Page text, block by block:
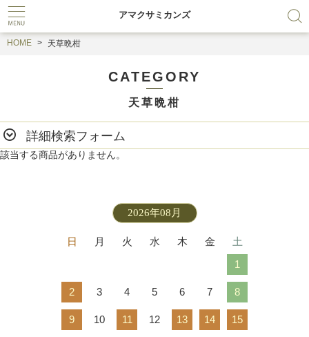
アマクサミカンズ
HOME 天草晩柑
CATEGORY
天草晩柑
詳細検索フォーム
該当する商品がありません。
2026年08月
日 月 火 水 木 金
土
1
2 3 4 5 6 7 8
9 10 11 12 13 14 15